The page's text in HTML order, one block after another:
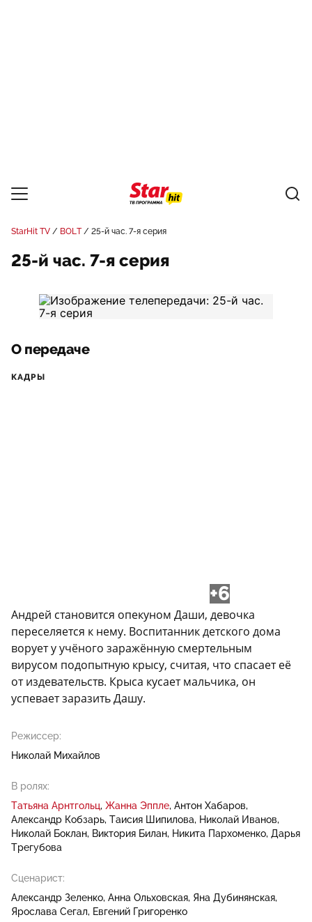
StarHit TV BOLT 25-й час. 7-я серия
25-й час. 7-я серия
О передаче
КАДРЫ
+6
Андрей становится опекуном Даши, девочка
переселяется к нему. Воспитанник детского дома
ворует у учёного заражённую смертельным
вирусом подопытную крысу, считая, что спасает её
от издевательств. Крыса кусает мальчика, он
успевает заразить Дашу.
Режиссер:
Николай Михайлов
В ролях:
Татьяна Арнтгольц Жанна Эппле Антон Хабаров
Александр Кобзарь Таисия Шипилова Николай Иванов
Николай Боклан Виктория Билан Никита Пархоменко Дарья
Трегубова
Сценарист:
Александр Зеленко Анна Ольховская Яна Дубинянская
Ярослава Сегал
Евгений Григоренко